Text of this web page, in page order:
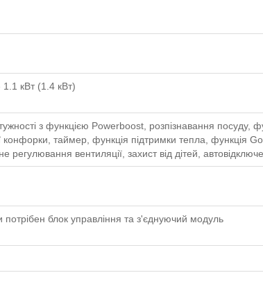
кВт (1.4 кВт)
з функцією Powerboost, розпізнавання посуду,
конфорки, таймер, функція підтримки тепла, функція
регулювання вентиляції, захист від дітей,
потрібен блок управління та з'єднуючий модуль